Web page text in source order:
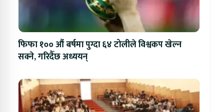
फिफा १०० औं बर्षमा पुग्दा ६४ टोलीले विश्वकप खेल्न
सक्ने, गरिदैँछ अध्ययन्